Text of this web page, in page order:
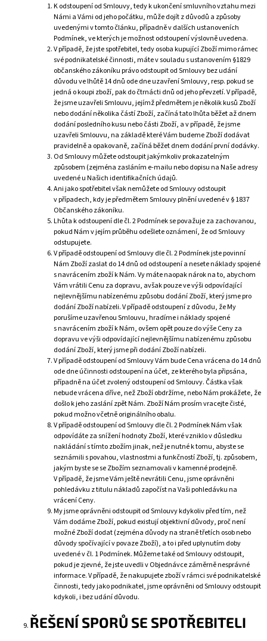
K odstoupení od Smlouvy, tedy k ukončení smluvního vztahu mezi
Námi a Vámi od jeho počátku, může dojít z důvodů a způsoby
uvedenými v tomto článku, případně v dalších ustanoveních
Podmínek, ve kterých je možnost odstoupení výslovně uvedena.
V případě, že jste spotřebitel, tedy osoba kupující Zboží mimo rámec
své podnikatelské činnosti, máte v souladu s ustanovením §1829
občanského zákoníku právo odstoupit od Smlouvy bez udání
důvodu ve lhůtě 14 dnů ode dne uzavření Smlouvy, resp. pokud se
jedná o koupi zboží, pak do čtrnácti dnů od jeho převzetí. V případě,
že jsme uzavřeli Smlouvu, jejímž předmětem je několik kusů Zboží
nebo dodání několika částí Zboží, začíná tato lhůta běžet až dnem
dodání posledního kusu nebo části Zboží, a v případě, že jsme
uzavřeli Smlouvu, na základě které Vám budeme Zboží dodávat
pravidelně a opakovaně, začíná běžet dnem dodání první dodávky.
Od Smlouvy můžete odstoupit jakýmkoliv prokazatelným
způsobem (zejména zasláním e-mailu nebo dopisu na Naše adresy
uvedené u Našich identifikačních údajů.
Ani jako spotřebitel však nemůžete od Smlouvy odstoupit
v případech, kdy je předmětem Smlouvy plnění uvedené v § 1837
Občanského zákoníku.
Lhůta k odstoupení dle čl. 2 Podmínek se považuje za zachovanou,
pokud Nám v jejím průběhu odešlete oznámení, že od Smlouvy
odstupujete.
V případě odstoupení od Smlouvy dle čl. 2 Podmínek jste povinní
Nám Zboží zaslat do 14 dnů od odstoupení a nesete náklady spojené
s navrácením zboží k Nám. Vy máte naopak nárok na to, abychom
Vám vrátili Cenu za dopravu, avšak pouze ve výši odpovídající
nejlevnějšímu nabízenému způsobu dodání Zboží, který jsme pro
dodání Zboží nabízeli. V případě odstoupení z důvodu, že My
porušíme uzavřenou Smlouvu, hradíme i náklady spojené
s navrácením zboží k Nám, ovšem opět pouze do výše Ceny za
dopravu ve výši odpovídající nejlevnějšímu nabízenému způsobu
dodání Zboží, který jsme při dodání Zboží nabízeli.
V případě odstoupení od Smlouvy Vám bude Cena vrácena do 14 dnů
ode dne účinnosti odstoupení na účet, ze kterého byla připsána,
případně na účet zvolený odstoupení od Smlouvy. Částka však
nebude vrácena dříve, než Zboží obdržíme, nebo Nám prokážete, že
došlo k jeho zaslání zpět Nám. Zboží Nám prosím vracejte čisté,
pokud možno včetně originálního obalu.
V případě odstoupení od Smlouvy dle čl. 2 Podmínek Nám však
odpovídáte za snížení hodnoty Zboží, které vzniklo v důsledku
nakládání s tímto zbožím jinak, než je nutné k tomu, abyste se
seznámili s povahou, vlastnostmi a funkčností Zboží, tj. způsobem,
jakým byste se se Zbožím seznamovali v kamenné prodejně.
V případě, že jsme Vám ještě nevrátili Cenu, jsme oprávněni
pohledávku z titulu nákladů započíst na Vaši pohledávku na
vrácení Ceny.
My jsme oprávněni odstoupit od Smlouvy kdykoliv před tím, než
Vám dodáme Zboží, pokud existují objektivní důvody, proč není
možné Zboží dodat (zejména důvody na straně třetích osob nebo
důvody spočívající v povaze Zboží), a to i před uplynutím doby
uvedené v čl. 1 Podmínek. Můžeme také od Smlouvy odstoupit,
pokud je zjevné, že jste uvedli v Objednávce záměrně nesprávné
informace. V případě, že nakupujete zboží v rámci své podnikatelské
činnosti, tedy jako podnikatel, jsme oprávněni od Smlouvy odstoupit
kdykoli, i bez udání důvodu.
ŘEŠENÍ SPORŮ SE SPOTŘEBITELI